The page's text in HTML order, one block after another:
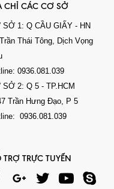
CHỈ CÁC CƠ SỞ
SỞ 1: Q CẦU GIẤY - HN
Thái Tông, Dịch Vọng
0936.081.039
SỞ 2: Q 5 - TP.HCM
Trần Hưng Đạo, P 5
0936.081.039
TRỢ TRỰC TUYẾN